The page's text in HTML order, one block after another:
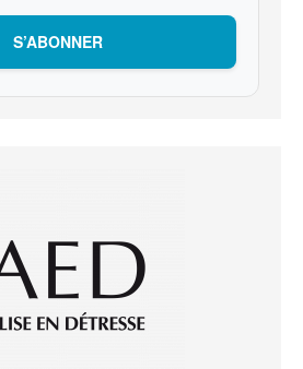
S’ABONNER